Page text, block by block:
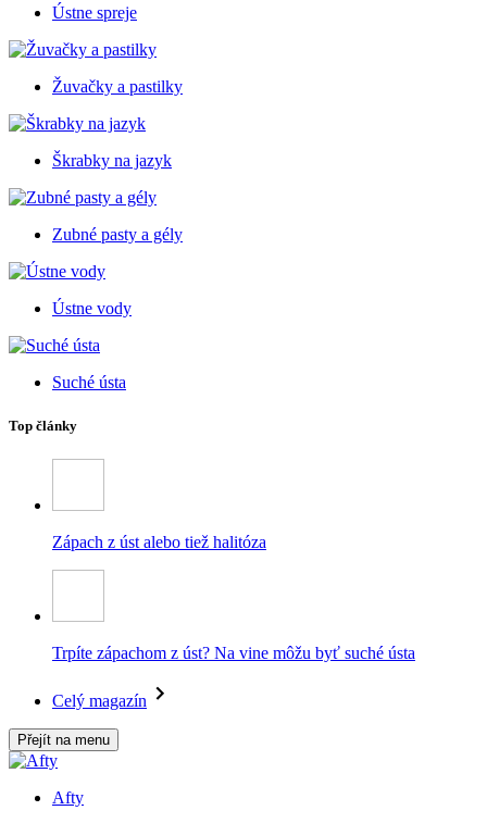
Ústne spreje
Žuvačky a pastilky
Škrabky na jazyk
Zubné pasty a gély
Ústne vody
Suché ústa
Top články
Zápach z úst alebo tiež halitóza
Trpíte zápachom z úst? Na vine môžu byť suché ústa
Celý magazín
Přejít na menu
Afty